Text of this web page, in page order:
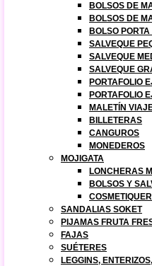
BOLSOS DE
BOLSOS DE
BOLSO
SALVEQUE
SALVEQUE
SALVEQUE
PORTAFOLIO
PORTAFOLIO
MALETÍN
BILLETERAS
CANGUROS
MONEDEROS
MOJIGATA
LONCHERAS
BOLSOS Y
SANDALIAS SOKET
PIJAMAS FRUTA
FAJAS
SUÉTERES
LEGGINS,